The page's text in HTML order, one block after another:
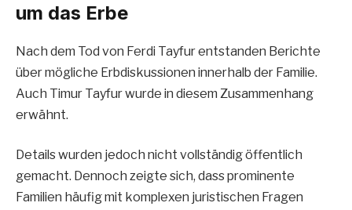
um das Erbe
Nach dem Tod von Ferdi Tayfur entstanden Berichte
über mögliche Erbdiskussionen innerhalb der Familie.
Auch Timur Tayfur wurde in diesem Zusammenhang
erwähnt.
Details wurden jedoch nicht vollständig öffentlich
gemacht. Dennoch zeigte sich, dass prominente
Familien häufig mit komplexen juristischen Fragen